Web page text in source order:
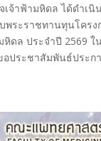
เจ้าฟ้ามหิดล ได้ดำเ
พระราชทานทุนโครง
หิดล ประจำปี 2569
อประชาสัมพันธ์ประก